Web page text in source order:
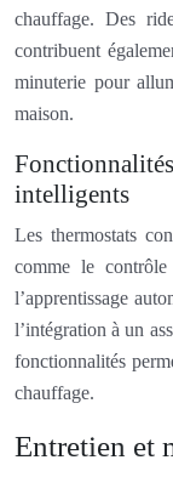
chauffage. Des
contribuent
minuterie pour
maison.
intelligents
Les thermostats
comme le
l’apprentissage
l’intégration à un
fonctionnalités
chauffage.
Entretien et